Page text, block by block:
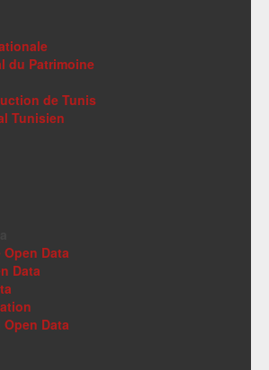
du Patrimoine
de Tunis
Tunisien
Data
Data
Data